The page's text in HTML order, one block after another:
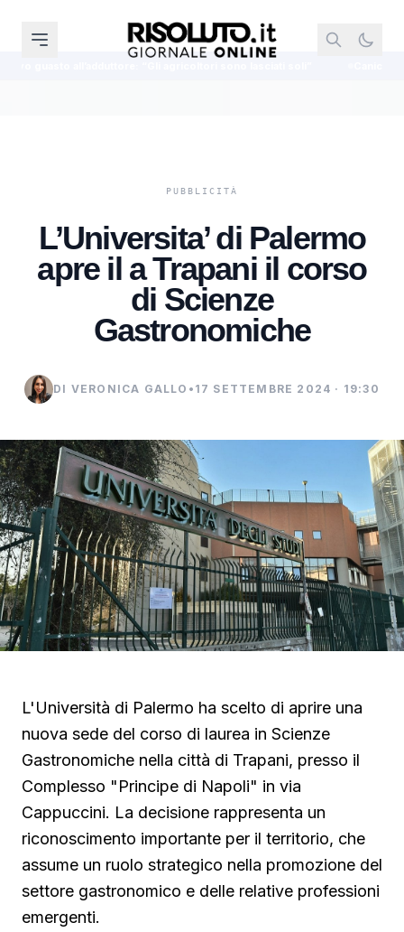
L’Universita’ di Palermo
apre il a Trapani il corso
di Scienze
Gastronomiche
DI VERONICA GALLO • 17 SETTEMBRE 2024 · 19:30
L'Università di Palermo ha scelto di aprire una
nuova sede del corso di laurea in Scienze
Gastronomiche nella città di Trapani, presso il
Complesso "Principe di Napoli" in via
Cappuccini. La decisione rappresenta un
riconoscimento importante per il territorio, che
assume un ruolo strategico nella promozione del
settore gastronomico e delle relative professioni
emergenti.